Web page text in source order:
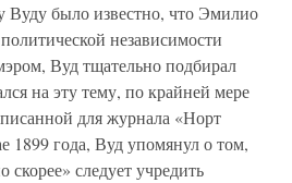
Вуду было известно, что Эмилио
независимости
Вуд тщательно подбирал
на эту тему, по крайней мере
для журнала «Норт
1899 года, Вуд упомянул о том,
следует учредить